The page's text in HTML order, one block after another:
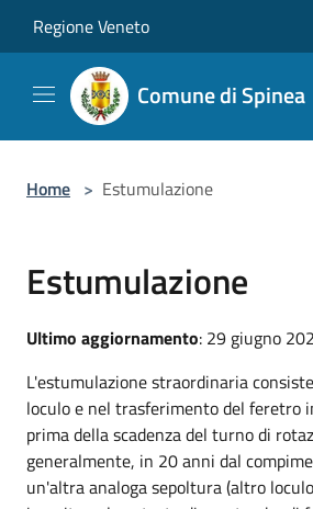
Regione Veneto
Comune di Spinea
Home > Estumulazione
Estumulazione
Ultimo aggiornamento: 29 giugno
L'estumulazione straordinaria
loculo e nel trasferimento del feretro
prima della scadenza del turno di
generalmente, in 20 anni dal
un'altra analoga sepoltura (altro